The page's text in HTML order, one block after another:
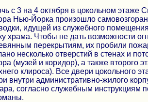
с 3 на 4 октября в цокольном этаже
Нью-Йорка произошло
идущей из служебного
храма. Чтобы не дать возможности
перекрытиям, их пробили
несколько отверстий в стенах и
(музей и коридор), а также второго
клироса). Все двери цокольного
внутри административно-жилого
согласно служебным инструкциям